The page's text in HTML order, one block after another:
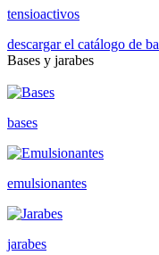
tensioactivos
descargar el catálogo de
Bases y jarabes
bases
emulsionantes
jarabes